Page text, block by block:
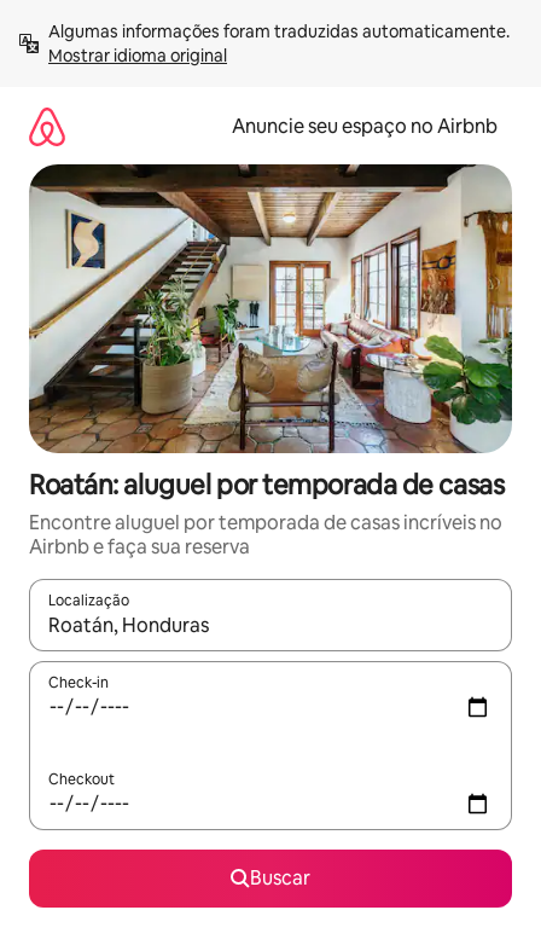
para
Mostrar idioma original
Anuncie seu espaço no Airbnb
Roatán: aluguel por temporada de casas
Encontre aluguel por temporada de casas incríveis no
Airbnb e faça sua reserva
Localização
Quando os resultados estiverem disponíveis, explore-os
Check-in
Checkout
Buscar